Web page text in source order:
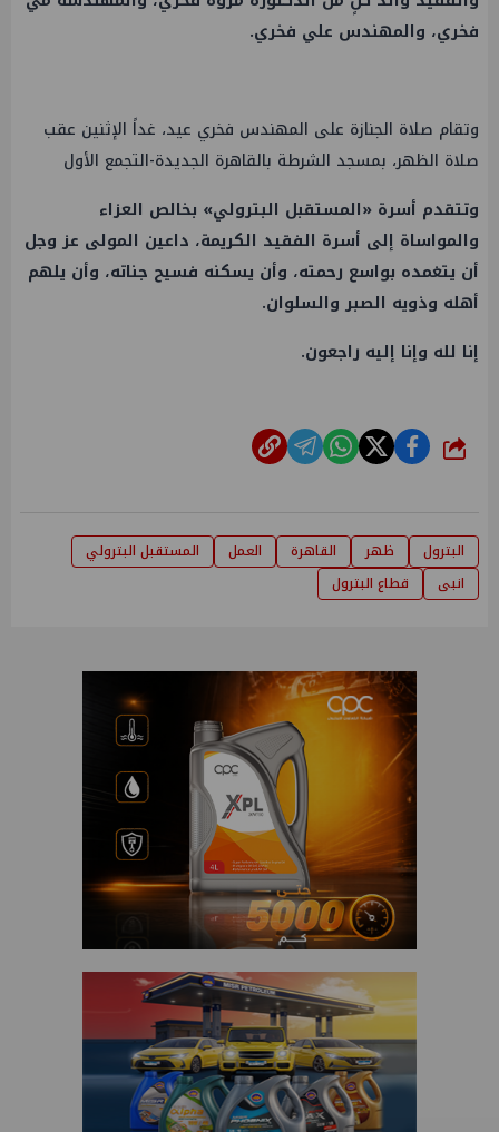
فخري، والمهندس علي فخري.
وتقام صلاة الجنازة على المهندس فخري عيد، غداً الإثنين عقب
صلاة الظهر، بمسجد الشرطة بالقاهرة الجديدة-التجمع الأول
وتتقدم أسرة «المستقبل البترولي» بخالص العزاء
والمواساة إلى أسرة الفقيد الكريمة، داعين المولى عز وجل
أن يتغمده بواسع رحمته، وأن يسكنه فسيح جناته، وأن يلهم
أهله وذويه الصبر والسلوان.
إنا لله وإنا إليه راجعون.
شارك
البترول ظهر القاهرة العمل
المستقبل البترولي
انبى
قطاع البترول